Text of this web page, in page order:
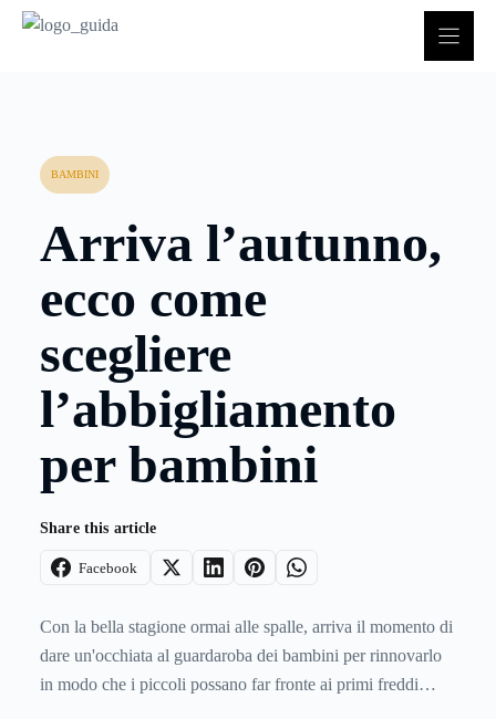
BAMBINI
Arriva l’autunno,
ecco come
scegliere
l’abbigliamento
per bambini
Share this article
Facebook
Con la bella stagione ormai alle spalle, arriva il momento di
dare un'occhiata al guardaroba dei bambini per rinnovarlo
in modo che i piccoli possano far fronte ai primi freddi